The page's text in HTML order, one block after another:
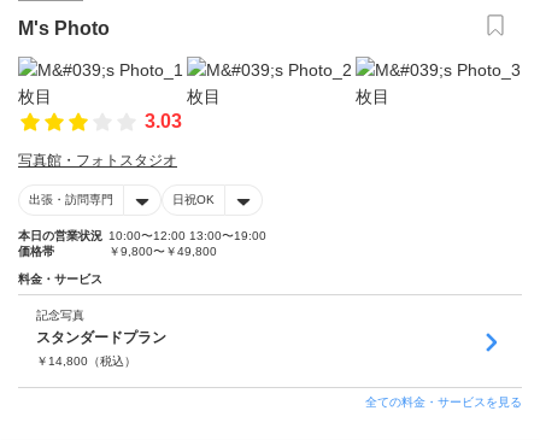
M's Photo
3.03
写真館・フォトスタジオ
出張・訪問専門 日祝OK
本日の営業状況 10:00〜12:00 13:00〜19:00
価格帯
￥9,800〜￥49,800
料金・サービス
記念写真
スタンダードプラン
￥ 14,800 （税込）
全ての料金・サービスを見る